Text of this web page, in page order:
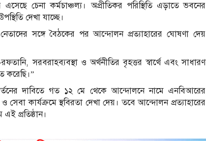
চেনা কর্মচাঞ্চল্য। অপ্রীতিকর পরিস্থিতি এড়াতে ভবনের
দেখা যাচ্ছে।
সঙ্গে বৈঠকের পর আন্দোলন প্রত্যাহারের ঘোষণা দেয়
সরবরাহব্যবস্থা ও অর্থনীতির বৃহত্তর স্বার্থে এবং সাধারণ
করেছি।”
দাবিতে গত ১২ মে থেকে আন্দোলনে নামে এনবিআরের
কার্যক্রমে স্থবিরতা দেখা দেয়। তবে আন্দোলন প্রত্যাহারের
প্রতিষ্ঠান।